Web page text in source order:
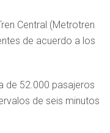
Central (Metrotren
de acuerdo a los
de 52.000 pasajeros
de seis minutos